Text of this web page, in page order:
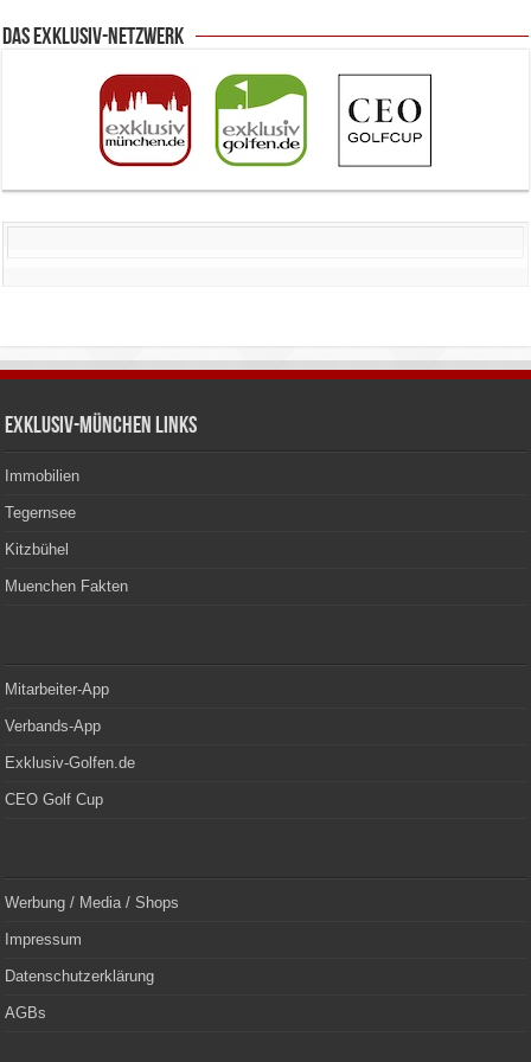
Das Exklusiv-Netzwerk
Exklusiv-München Links
Immobilien
Tegernsee
Kitzbühel
Muenchen Fakten
Mitarbeiter-App
Verbands-App
Exklusiv-Golfen.de
CEO Golf Cup
Werbung / Media / Shops
Impressum
Datenschutzerklärung
AGBs